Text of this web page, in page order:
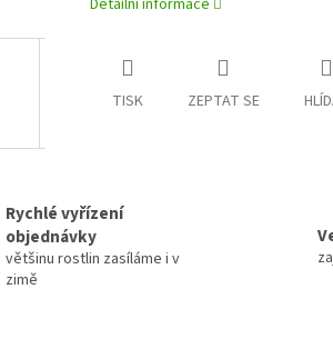
Detailní informace
TISK ZEPTAT SE
Rychlé vyřízení
objednávky
většinu rostlin zasíláme i v
zimě